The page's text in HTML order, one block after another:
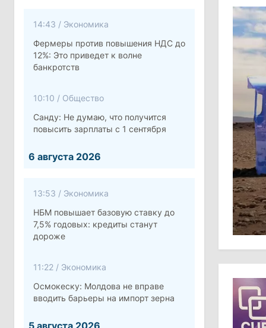
14:43 / Экономика
Фермеры против повышения НДС до
12%: Это приведет к волне
банкротств
10:10 / Общество
Санду: Не думаю, что получится
повысить зарплаты с 1 сентября
6 августа 2026
13:53 / Экономика
НБМ повышает базовую ставку до
7,5% годовых: кредиты станут
дороже
11:22 / Экономика
Осмокеску: Молдова не вправе
вводить барьеры на импорт зерна
5 августа 2026